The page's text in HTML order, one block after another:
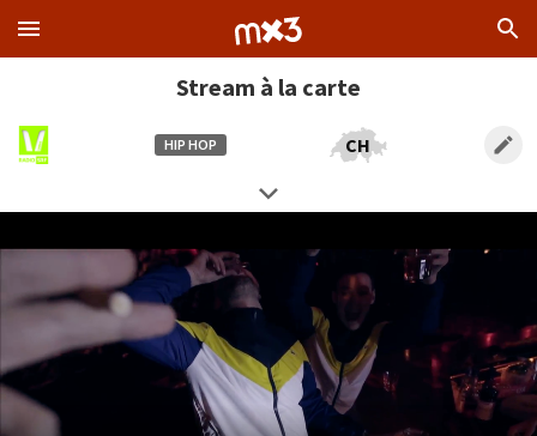
Stream à la carte
HIP HOP CH